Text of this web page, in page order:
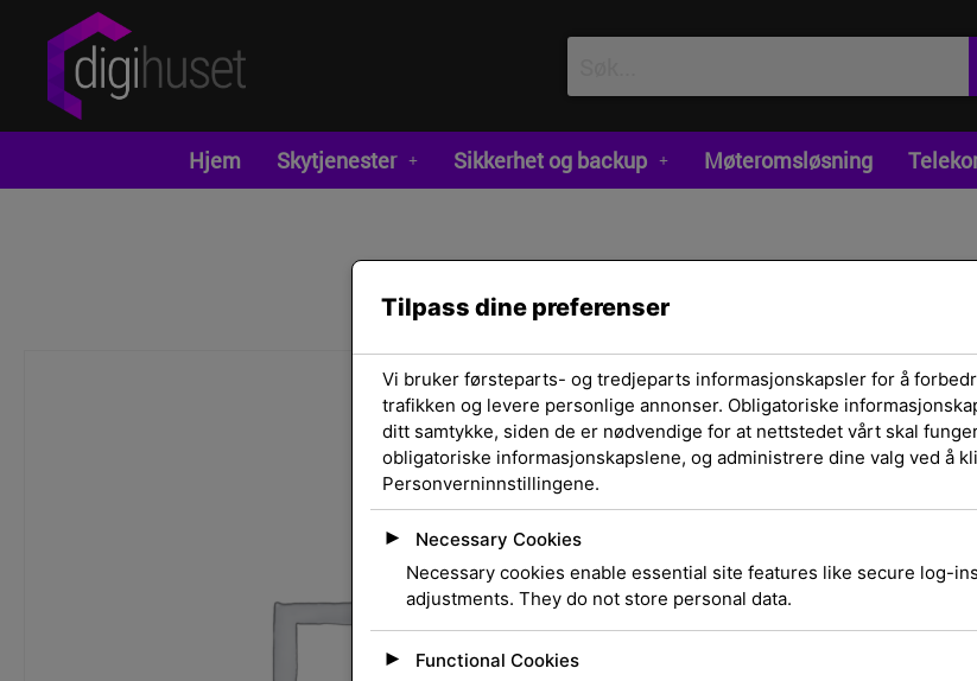
Hjem Skytjenester Sikkerhet og backup Møteromsløsning
Hjem/
rekvisita
Tilpass dine preferenser
Vi bruker førsteparts- og tredjeparts informasjonskapsler for å
trafikken og levere personlige annonser. Obligatoriske
ditt samtykke, siden de er nødvendige for at nettstedet vårt skal
obligatoriske informasjonskapslene, og administrere dine valg ved å
Personverninnstillingene.
► Necessary Cookies
Necessary cookies enable essential site features like secure log-
adjustments. They do not store personal data.
►
Functional Cookies